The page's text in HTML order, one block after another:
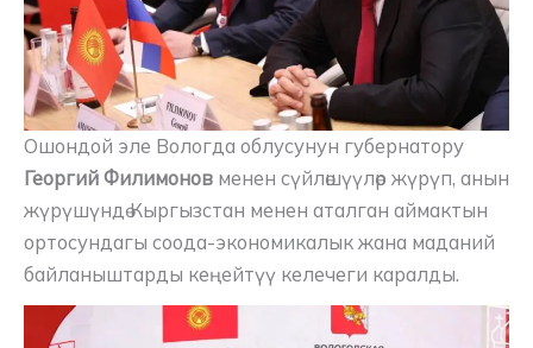
Ошондой эле Вологда облусунун губернатору
Георгий Филимонов менен сүйлөшүүлөр жүрүп, анын
жүрүшүндө Кыргызстан менен аталган аймактын
ортосундагы соода-экономикалык жана маданий
байланыштарды кеңейтүү келечеги каралды.